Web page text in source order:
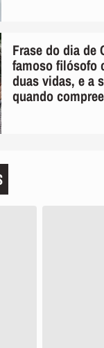
Frase do dia de
famoso filósofo
duas vidas, e a
quando